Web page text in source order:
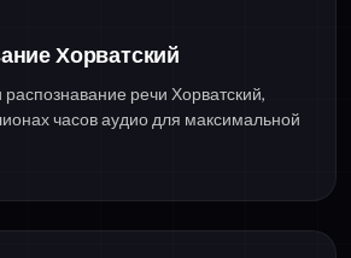
Хорватский
речи Хорватский,
часов аудио для максимальной